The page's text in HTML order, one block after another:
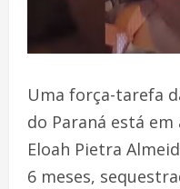
Uma força-tarefa
do Paraná está
Eloah Pietra
6 meses,